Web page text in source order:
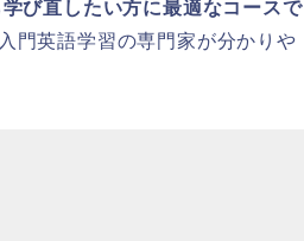
び直したい方に最適なコースで
門英語学習の専門家が分かりや